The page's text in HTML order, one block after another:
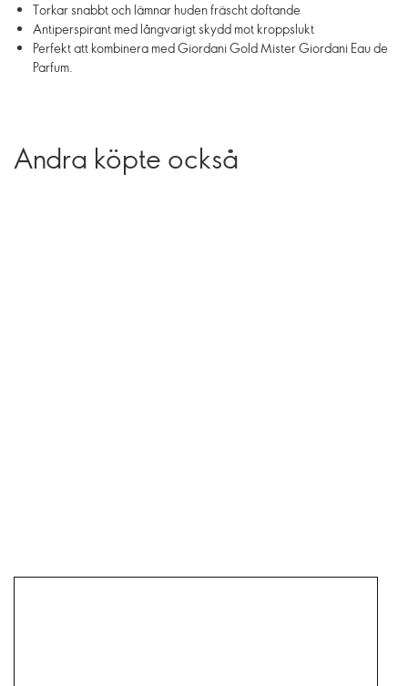
Torkar snabbt och lämnar huden fräscht doftande
Antiperspirant med långvarigt skydd mot kroppslukt
Perfekt att kombinera med Giordani Gold Mister Giordani Eau de
Parfum.
Andra köpte också